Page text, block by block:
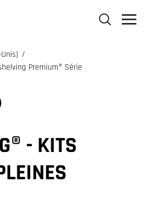
/
Premium® Série
- KITS